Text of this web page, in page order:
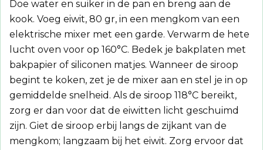
Doe water en suiker in de pan en breng aan de
kook. Voeg eiwit, 80 gr, in een mengkom van een
elektrische mixer met een garde. Verwarm de hete
lucht oven voor op 160°C. Bedek je bakplaten met
bakpapier of siliconen matjes. Wanneer de siroop
begint te koken, zet je de mixer aan en stel je in op
gemiddelde snelheid. Als de siroop 118°C bereikt,
zorg er dan voor dat de eiwitten licht geschuimd
zijn. Giet de siroop erbij langs de zijkant van de
mengkom; langzaam bij het eiwit. Zorg ervoor dat